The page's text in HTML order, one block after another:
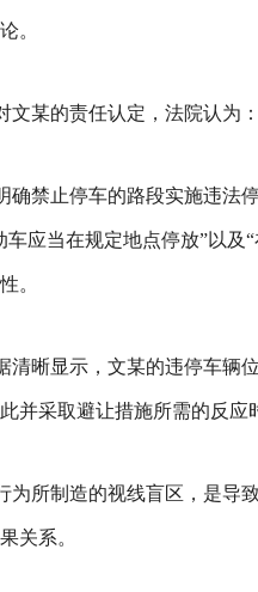
。
文某的责任认定，法院认为：
确禁止停车的路段实施违法
车应当在规定地点停放”以
。
清晰显示，文某的违停车辆
并采取避让措施所需的反应
为所制造的视线盲区，是导
关系。